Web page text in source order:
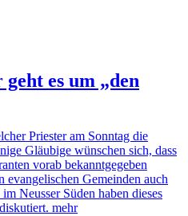
es um „den
Priester am Sonntag die
Gläubige wünschen sich, dass
vorab bekanntgegeben
evangelischen Gemeinden auch
Neusser Süden haben dieses
mehr